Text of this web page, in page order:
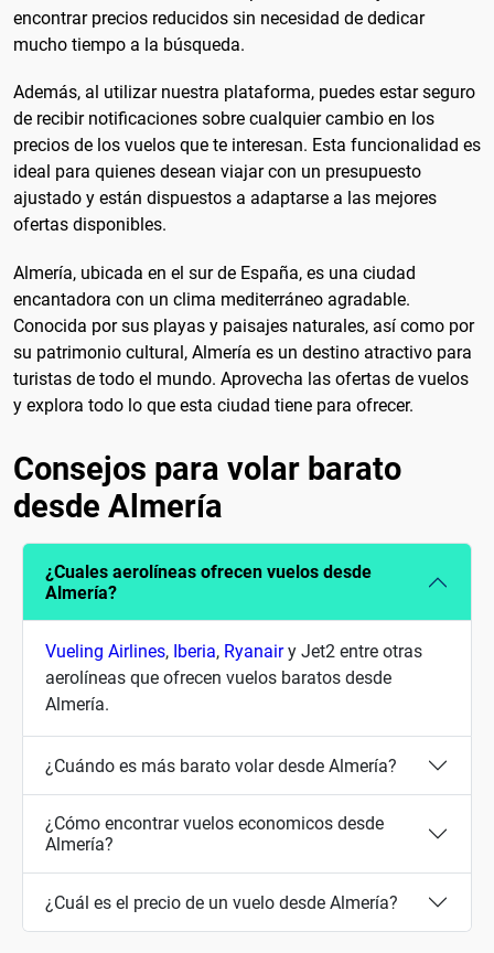
encontrar precios reducidos sin necesidad de dedicar
mucho tiempo a la búsqueda.
Además, al utilizar nuestra plataforma, puedes estar seguro
de recibir notificaciones sobre cualquier cambio en los
precios de los vuelos que te interesan. Esta funcionalidad es
ideal para quienes desean viajar con un presupuesto
ajustado y están dispuestos a adaptarse a las mejores
ofertas disponibles.
Almería, ubicada en el sur de España, es una ciudad
encantadora con un clima mediterráneo agradable.
Conocida por sus playas y paisajes naturales, así como por
su patrimonio cultural, Almería es un destino atractivo para
turistas de todo el mundo. Aprovecha las ofertas de vuelos
y explora todo lo que esta ciudad tiene para ofrecer.
Consejos para volar barato
desde Almería
¿Cuales aerolíneas ofrecen vuelos desde
Almería?
Vueling Airlines, Iberia, Ryanairy Jet2 entre otras
aerolíneas que ofrecen vuelos baratos desde
Almería.
¿Cuándo es más barato volar desde Almería?
¿Cómo encontrar vuelos economicos desde
Almería?
¿Cuál es el precio de un vuelo desde Almería?